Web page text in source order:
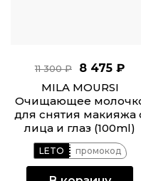
11 300 ₽
8 475 ₽
MILA MOURSI
Очищающее
для снятия макияжа
лица и глаз (100ml)
LETO промокод